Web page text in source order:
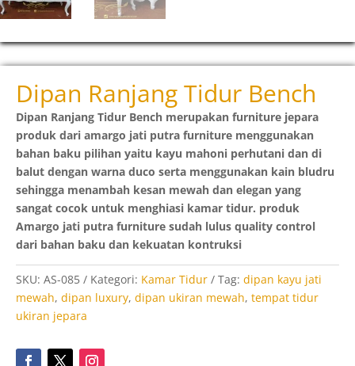
Dipan Ranjang Tidur Bench
Dipan Ranjang Tidur Bench merupakan furniture jepara
produk dari amargo jati putra furniture menggunakan
bahan baku pilihan yaitu kayu mahoni perhutani dan di
balut dengan warna duco serta menggunakan kain bludru
sehingga menambah kesan mewah dan elegan yang
sangat cocok untuk menghiasi kamar tidur. produk
Amargo jati putra furniture sudah lulus quality control
dari bahan baku dan kekuatan kontruksi
SKU: AS-085 Kategori: Kamar Tidur Tag: dipan kayu jati
mewah, dipan luxury, dipan ukiran mewah, tempat tidur
ukiran jepara